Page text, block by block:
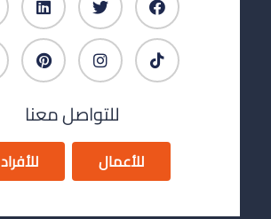
للتواصل معنا
للأعمال للأفراد